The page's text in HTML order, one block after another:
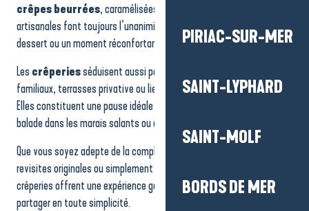
PIRIAC-SUR-MER
SAINT-LYPHARD
SAINT-MOLF
BORDS DE MER
crêpes beurrées, caramélisées ou accompagnées de douceurs
artisanales font toujours l’unanimité, que ce soit pour un goûter, un
dessert ou un moment réconfortant après une balade.
Les crêperiesséduisent aussi par leur atmosphère : cadres
familiaux, terrasses privative ou lieux plus modernes et créatifs.
Elles constituent une pause idéale lors d’une journée de plage, d’une
balade dans les marais salants ou d’une escapade en bord de mer.
Que vous soyez adepte de la complète classique, amateur de
revisites originales ou simplement en quête d’un repas convivial, les
crêperies offrent une expérience gourmande incontournable, à
partager en toute simplicité.